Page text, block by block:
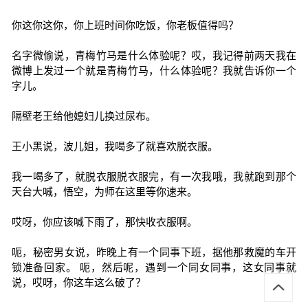
你这你这你，你上班时间你吃饭，你老板值得吗？
名字微偷说，青梅竹马是什么体验呢？哎，我记得前两天我在
微博上发过一个就是青梅竹马，什么体验呢？我就告诉你一个
字儿。
隔壁老王给他媳妇儿换过尿布。
王小黑说，波儿姐，我喝多了就喜欢脱衣服。
我一喝多了，就脱衣服脱衣服完，有一次我哦，我就跑到那个
天台大喊，悟空，为师在这里等你速来。
哎呀，你应该喊下雨了，那快收衣服啊。
呃，秘密男女说，昨晚上有一个同事下班，据他那救魔的车开
锁准备回家。 呃，然后呢，遇到一个同女同事，这女同事就
说，哎呀，你这车这么破了？